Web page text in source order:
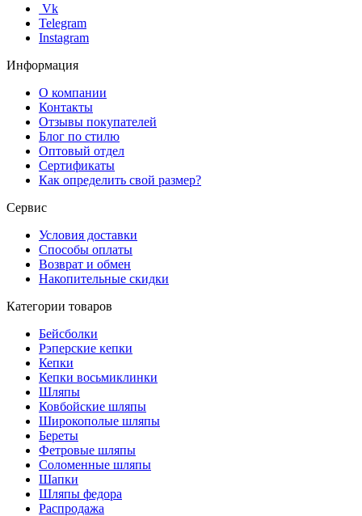
Vk
Telegram
Instagram
Информация
О компании
Контакты
Отзывы покупателей
Блог по стилю
Оптовый отдел
Сертификаты
Как определить свой размер?
Сервис
Условия доставки
Способы оплаты
Возврат и обмен
Накопительные скидки
Категории товаров
Бейсболки
Рэперские кепки
Кепки
Кепки восьмиклинки
Шляпы
Ковбойские шляпы
Широкополые шляпы
Береты
Фетровые шляпы
Соломенные шляпы
Шапки
Шляпы федора
Распродажа